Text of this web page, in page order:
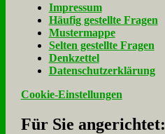
Im­pres­sum
Häu­fig ge­stell­te Fra­gen
Mu­ster­map­pe
Sel­ten ge­stell­te Fra­gen
Denk­zet­tel
Da­ten­schutz­er­klä­rung
Cookie-Einstellungen
Für Sie an­ge­rich­tet: